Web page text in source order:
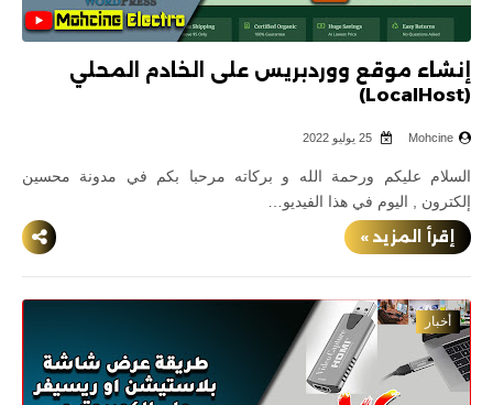
إنشاء موقع ووردبريس على الخادم المحلي
(LocalHost)
Mohcine
السلام عليكم ورحمة الله و بركاته مرحبا بكم في مدونة محسين
إلكترون , اليوم في هذا الفيديو…
إقرأ المزيد »
أخبار